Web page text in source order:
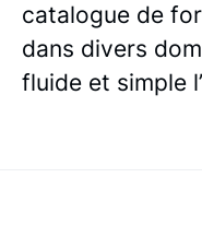
catalogue de
dans divers
fluide et simple